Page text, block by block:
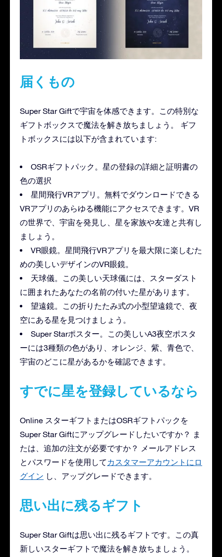
届くもの
Super Star Giftで宇宙を体感できます。この特別な
ギフトボックスで魔法を解き放ちましょう。 ギフ
トボックスには以下が含まれています:
OSRギフトパック。星の登録の詳細と証明書の
色の選択
星間飛行VRアプリ。無料でダウンロードできる
VRアプリのあらゆる機能にアクセスできます。VR
の世界で、宇宙を発見し、星を家族や友達と共有し
ましょう。
VR眼鏡。星間飛行VRアプリを最大限に楽しむた
めの美しいデザインのVR眼鏡。
天球儀。この美しい天球儀には、スターダスト
に囲まれたあなたの名前の付いた星があります。
望遠鏡。この折りたたみ式の小型望遠鏡で、夜
空にある星を見つけましょう。
Super Starポスター。この美しいA3夜空ポスタ
ーには3種類の色があり、オレンジ、紫、青色で、
宇宙のどこに星があるかを確認できます。
すでに星を登録しているなら
Online スターギフトまたはOSRギフトパックを
Super Star Giftにアップグレードしたいですか？ ま
たは、追加の注文が必要ですか？ メールアドレス
とパスワードを使用して カスタマーアカウントにロ
グイン し、アップグレードできます。
思い出に残るギフト
Super Star Giftは思い出に残るギフトです。この真
新しいスターギフトで魔法を解き放ちましょう。